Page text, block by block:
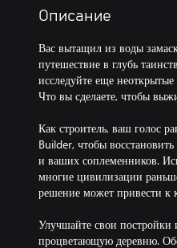
Описание
Вас вытащил из воды
путешествие в глубь
исследуйте еще
Что вы сделаете, чтобы
Как строитель, ваш голос
Builder, чтобы
и ваших соплеменников.
многие цивилизации
решение может привести к
Улучшайте свои постройки
процветающую деревню.